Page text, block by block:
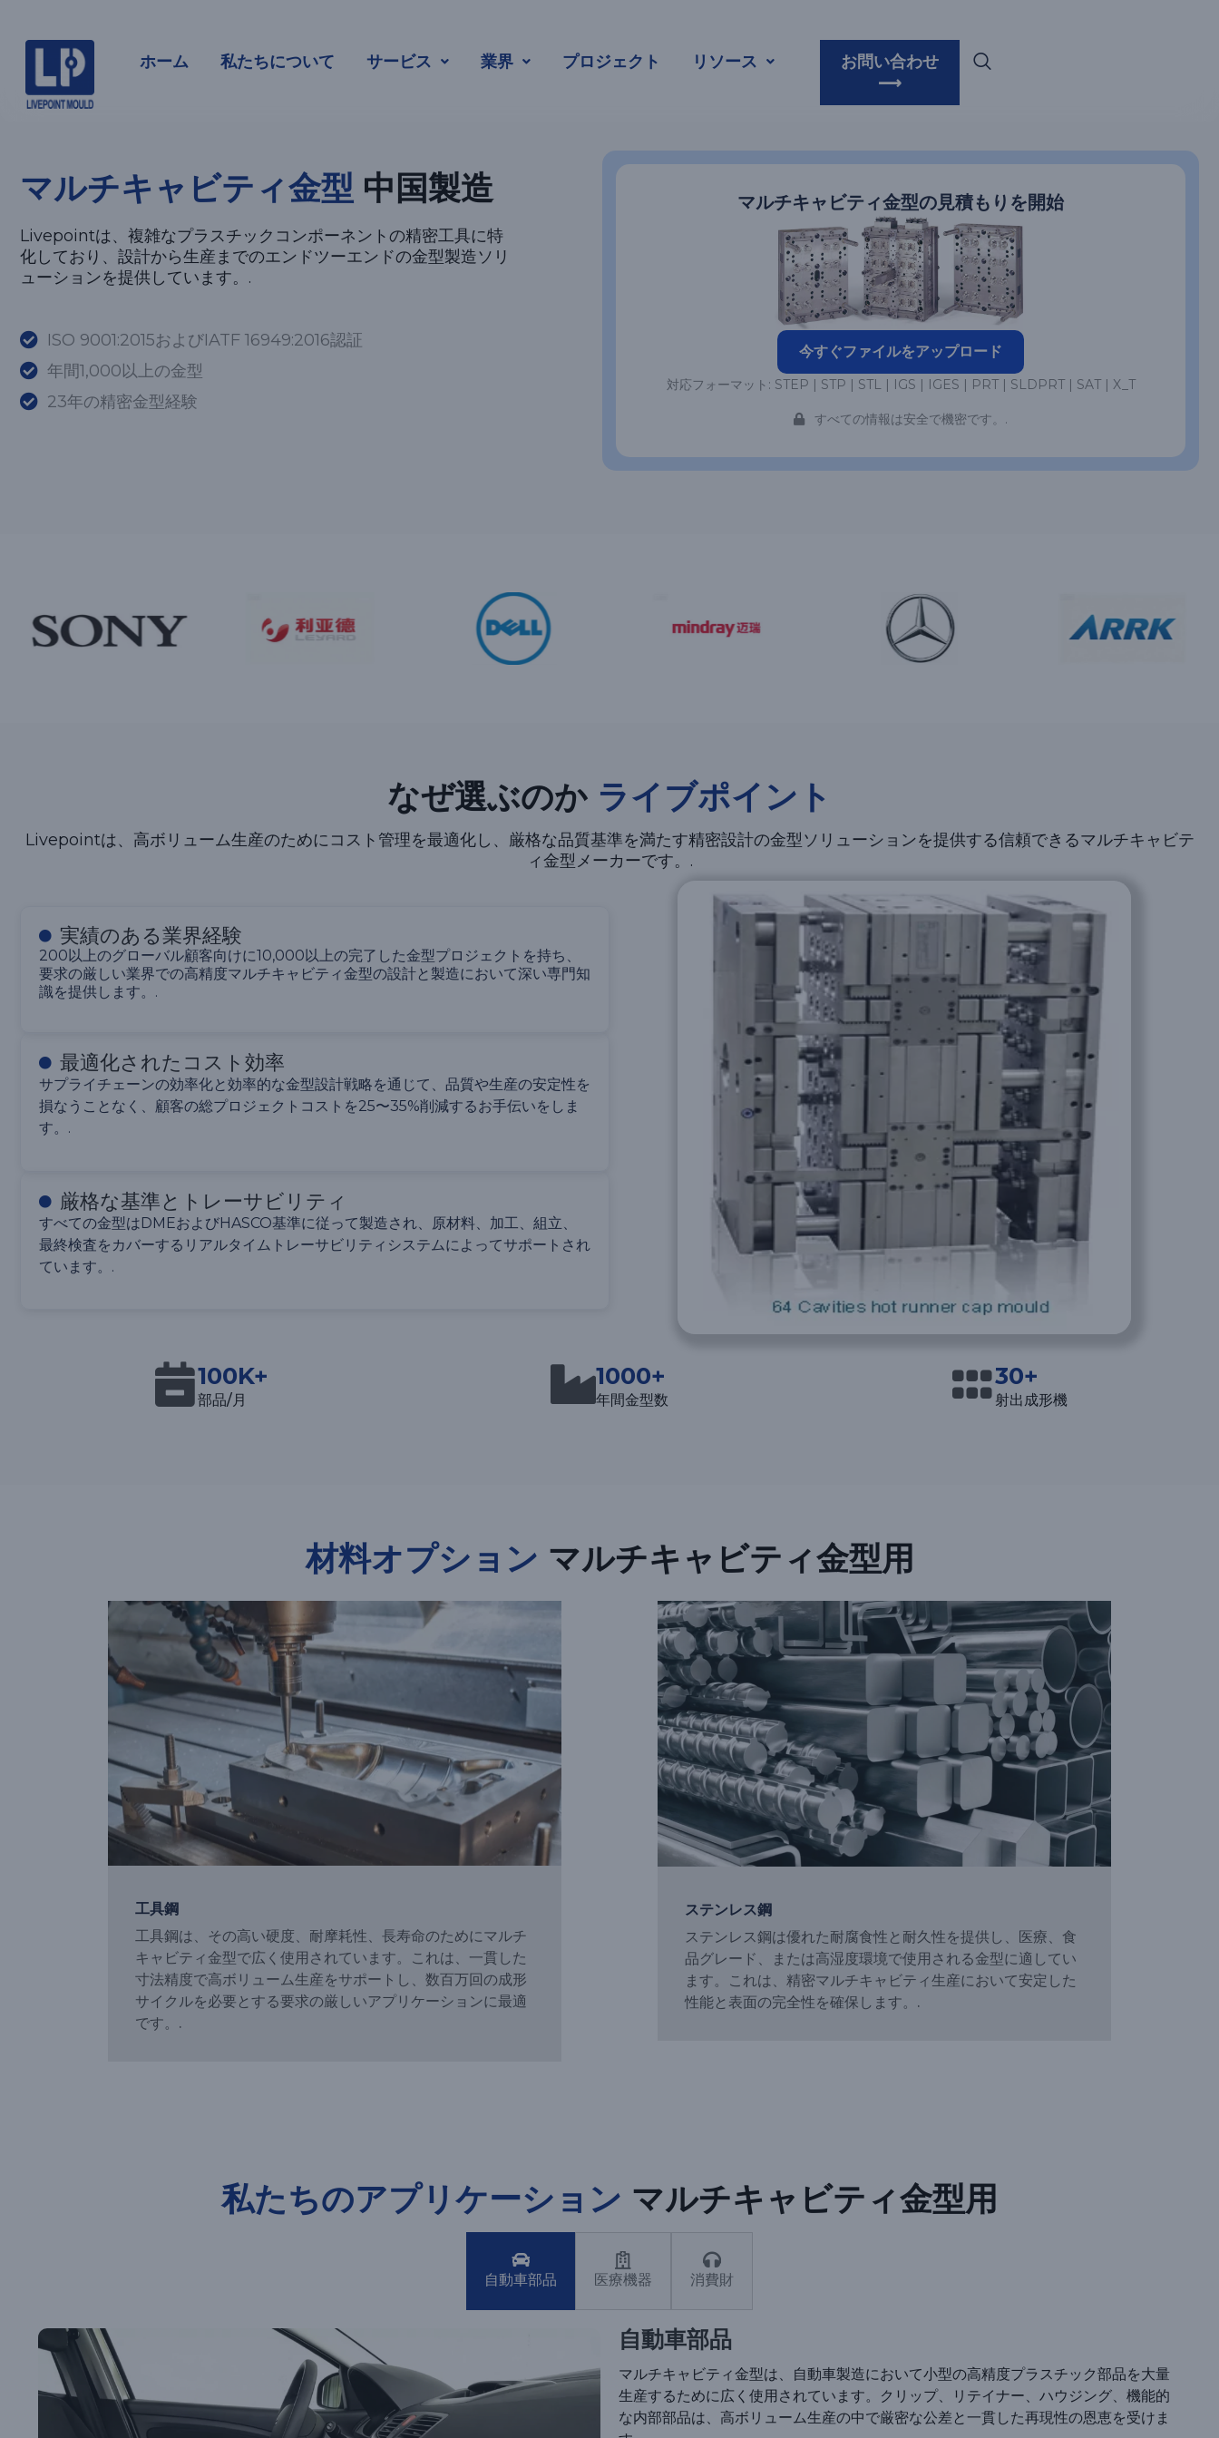
ホーム 私たちについて サービス 業界 プロジェクト リソース
お問い合わせ
⟶
マルチキャビティ金型
マルチキャビティ金型 中国製造
Livepointは、複雑なプラスチックコンポーネントの精密工具に特
化しており、設計から生産までのエンドツーエンドの金型製造ソリ
ューションを提供しています。.
ISO 9001:2015およびIATF 16949:2016認証
年間1,000以上の金型
23年の精密金型経験
マルチキャビティ金型の見積もりを開始
今すぐファイルをアップロード
対応フォーマット: STEP | STP | STL | IGS | IGES | PRT | SLDPRT | SAT | X_T
すべての情報は安全で機密です。.
なぜ選ぶのか ライブポイント
Livepointは、高ボリューム生産のためにコスト管理を最適化し、厳格な品質基準を満たす精密設計の金型ソリューションを提供する信頼できるマルチキャビテ
ィ金型メーカーです。.
実績のある業界経験
200以上のグローバル顧客向けに10,000以上の完了した金型プロジェクトを持ち、
要求の厳しい業界での高精度マルチキャビティ金型の設計と製造において深い専門知
識を提供します。.
最適化されたコスト効率
サプライチェーンの効率化と効率的な金型設計戦略を通じて、品質や生産の安定性を
損なうことなく、顧客の総プロジェクトコストを25〜35%削減するお手伝いをしま
す。.
厳格な基準とトレーサビリティ
すべての金型はDMEおよびHASCO基準に従って製造され、原材料、加工、組立、
最終検査をカバーするリアルタイムトレーサビリティシステムによってサポートされ
ています。.
100K+
部品/月
1000+
年間金型数
30+
射出成形機
材料オプション マルチキャビティ金型用
工具鋼
工具鋼は、その高い硬度、耐摩耗性、長寿命のためにマルチ
キャビティ金型で広く使用されています。これは、一貫した
寸法精度で高ボリューム生産をサポートし、数百万回の成形
サイクルを必要とする要求の厳しいアプリケーションに最適
です。.
ステンレス鋼
ステンレス鋼は優れた耐腐食性と耐久性を提供し、医療、食
品グレード、または高湿度環境で使用される金型に適してい
ます。これは、精密マルチキャビティ生産において安定した
性能と表面の完全性を確保します。.
私たちのアプリケーション マルチキャビティ金型用
自動車部品 医療機器 消費財
自動車部品
マルチキャビティ金型は、自動車製造において小型の高精度プラスチック部品を大量
生産するために広く使用されています。クリップ、リテイナー、ハウジング、機能的
な内部部品は、高ボリューム生産の中で厳密な公差と一貫した再現性の恩恵を受けま